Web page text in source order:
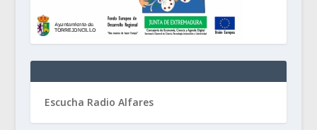
Escucha Radio Alfares